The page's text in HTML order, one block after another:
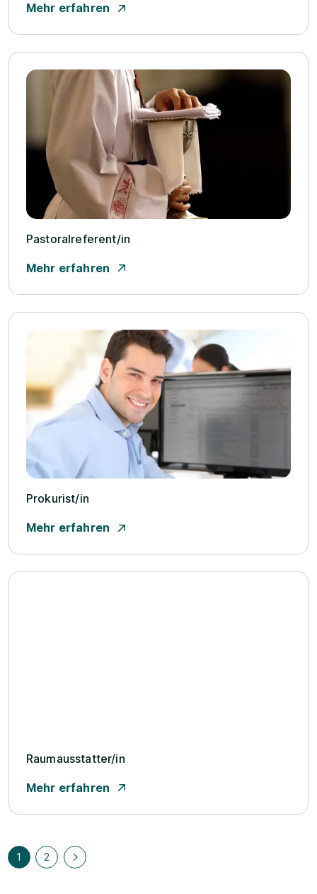
Mehr erfahren
Pastoralreferent/­in
Mehr erfahren
Prokurist/­in
Mehr erfahren
Raumausstatter/­in
Mehr erfahren
1 2